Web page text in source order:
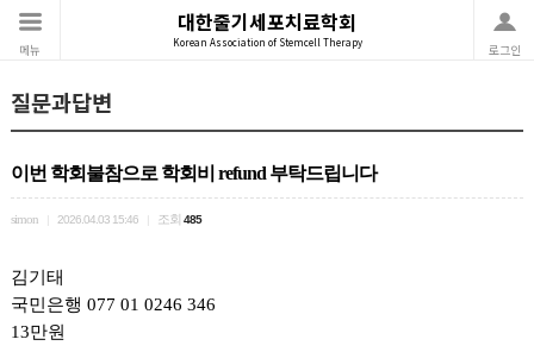
메뉴
대한줄기세포치료학회
Korean Association of Stemcell Therapy 로그인
질문과답변
이번 학회불참으로 학회비 refund 부탁드립니다
simon 2026.04.03 15:46 조회 485
김기태
국민은행 077 01 0246 346
13만원